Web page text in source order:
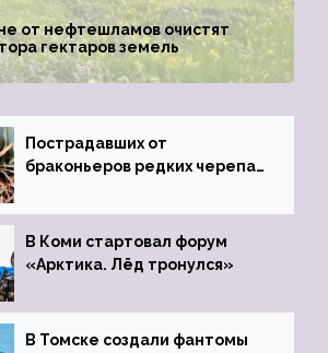
от нефтешламов очистят
гектаров земель
Пострадавших от
браконьеров редких черепах
зоопарк
В Коми стартовал форум
«Арктика. Лёд тронулся»
В Томске создали фантомы